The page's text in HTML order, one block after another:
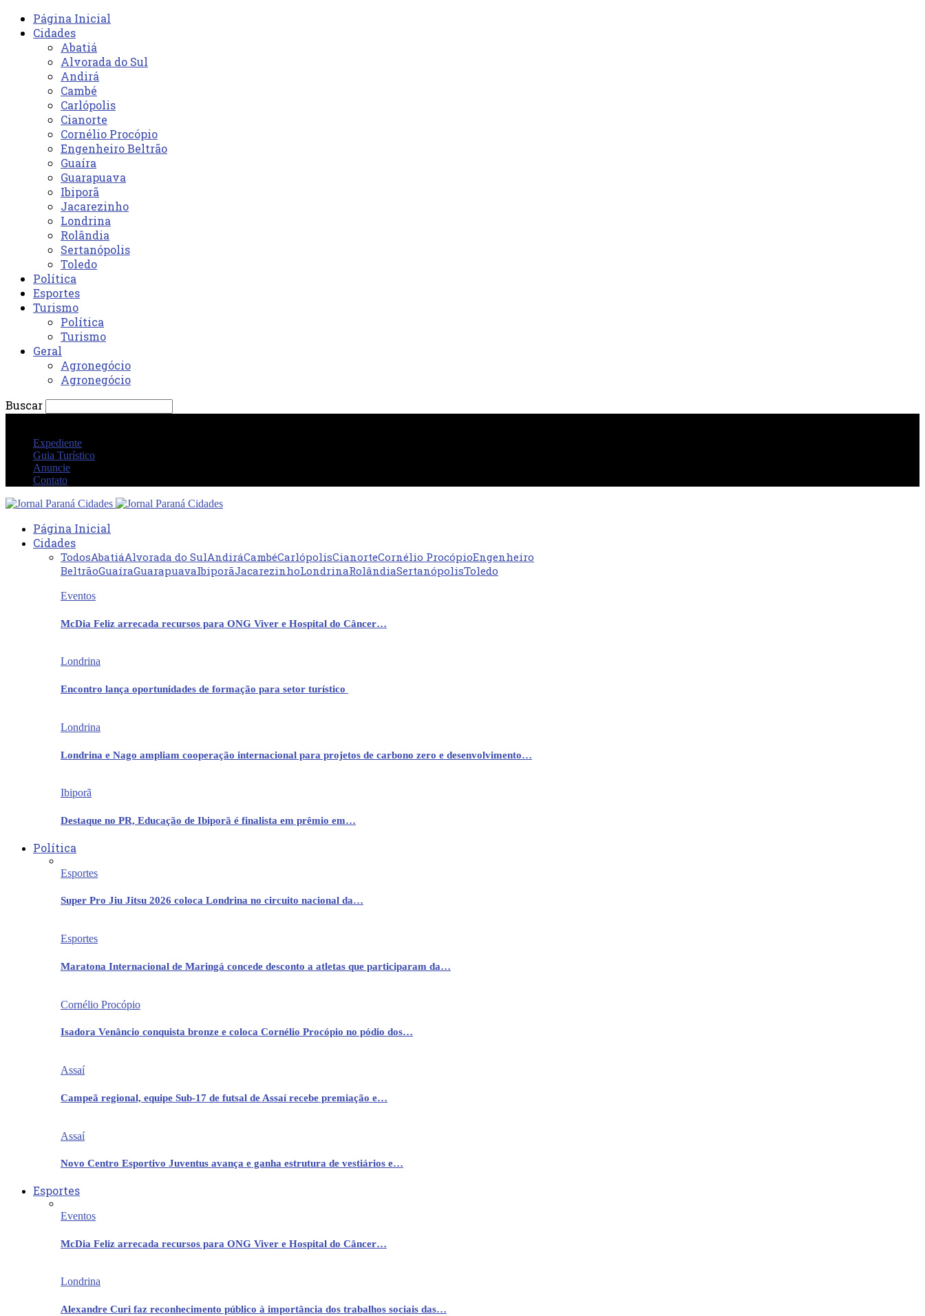
Página Inicial
Cidades
Abatiá
Alvorada do Sul
Andirá
Cambé
Carlópolis
Cianorte
Cornélio Procópio
Engenheiro Beltrão
Guaíra
Guarapuava
Ibiporã
Jacarezinho
Londrina
Rolândia
Sertanópolis
Toledo
Política
Esportes
Turismo
Política
Turismo
Geral
Agronegócio
Agronegócio
Buscar
Expediente
Guia Turístico
Anuncie
Contato
Página Inicial
Cidades
TodosAbatiáAlvorada do SulAndiráCambéCarlópolisCianorteCornélio ProcópioEngenheiro
BeltrãoGuaíraGuarapuavaIbiporãJacarezinhoLondrinaRolândiaSertanópolisToledo
Eventos
McDia Feliz arrecada recursos para ONG Viver e Hospital do Câncer…
Londrina
Encontro lança oportunidades de formação para setor turístico
Londrina
Londrina e Nago ampliam cooperação internacional para projetos de carbono zero e desenvolvimento…
Ibiporã
Destaque no PR, Educação de Ibiporã é finalista em prêmio em…
Política
Esportes
Super Pro Jiu Jitsu 2026 coloca Londrina no circuito nacional da…
Esportes
Maratona Internacional de Maringá concede desconto a atletas que participaram da…
Cornélio Procópio
Isadora Venâncio conquista bronze e coloca Cornélio Procópio no pódio dos…
Assaí
Campeã regional, equipe Sub-17 de futsal de Assaí recebe premiação e…
Assaí
Novo Centro Esportivo Juventus avança e ganha estrutura de vestiários e…
Esportes
Eventos
McDia Feliz arrecada recursos para ONG Viver e Hospital do Câncer…
Londrina
Alexandre Curi faz reconhecimento público à importância dos trabalhos sociais das…